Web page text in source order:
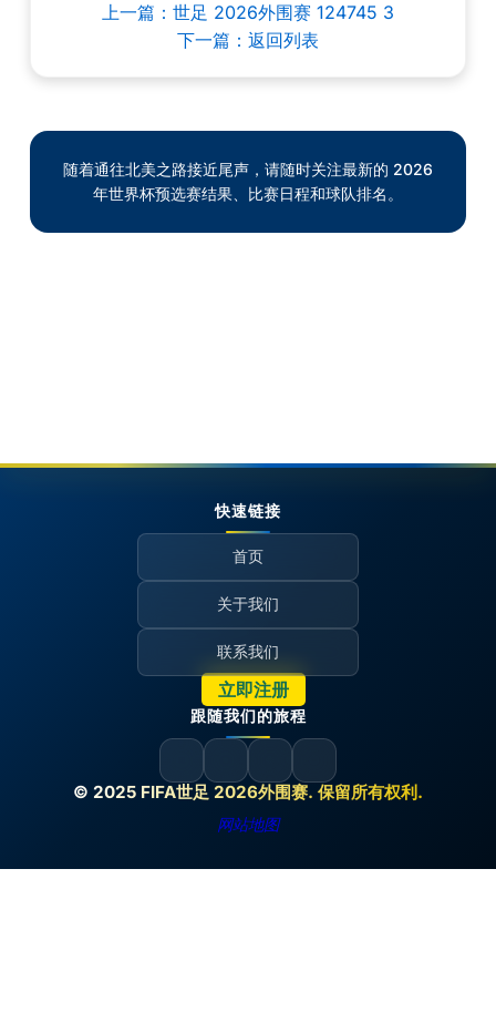
上一篇：世足 2026外围赛 124745 3
下一篇：返回列表
随着通往北美之路接近尾声，请随时关注最新的 2026
年世界杯预选赛结果、比赛日程和球队排名。
© 2025 FIFA世足 2026外围赛. 保留所有权利.
网站地图
快速链接
首页
关于我们
联系我们
立即注册
跟随我们的旅程